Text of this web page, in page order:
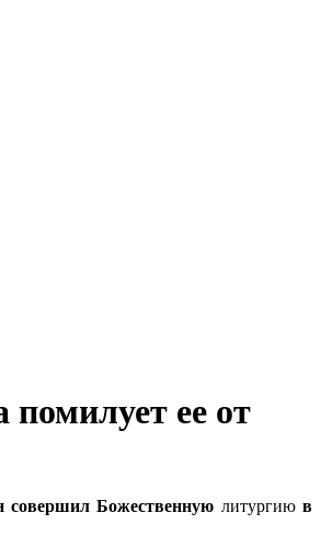
помилует ее от
совершил Божественную литургиюв